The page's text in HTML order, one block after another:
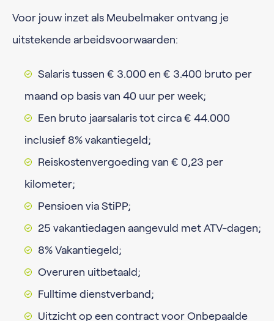
Voor jouw inzet als Meubelmaker ontvang je
uitstekende arbeidsvoorwaarden:
Salaris tussen € 3.000 en € 3.400 bruto per
maand op basis van 40 uur per week;
Een bruto jaarsalaris tot circa € 44.000
inclusief 8% vakantiegeld;
Reiskostenvergoeding van € 0,23 per
kilometer;
Pensioen via StiPP;
25 vakantiedagen aangevuld met ATV-dagen;
8% Vakantiegeld;
Overuren uitbetaald;
Fulltime dienstverband;
Uitzicht op een contract voor Onbepaalde